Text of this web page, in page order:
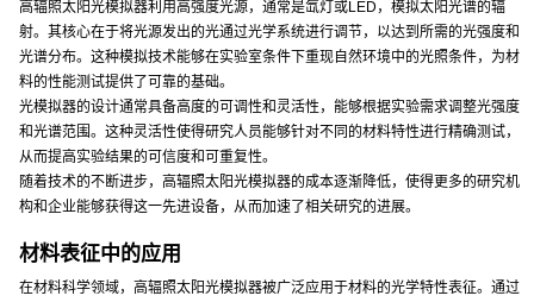
高辐照太阳光模拟器利用高强度光源，通常是氙灯或LED，模拟太阳光谱的辐
射。其核心在于将光源发出的光通过光学系统进行调节，以达到所需的光强度和
光谱分布。这种模拟技术能够在实验室条件下重现自然环境中的光照条件，为材
料的性能测试提供了可靠的基础。
光模拟器的设计通常具备高度的可调性和灵活性，能够根据实验需求调整光强度
和光谱范围。这种灵活性使得研究人员能够针对不同的材料特性进行精确测试，
从而提高实验结果的可信度和可重复性。
随着技术的不断进步，高辐照太阳光模拟器的成本逐渐降低，使得更多的研究机
构和企业能够获得这一先进设备，从而加速了相关研究的进展。
材料表征中的应用
在材料科学领域，高辐照太阳光模拟器被广泛应用于材料的光学特性表征。通过